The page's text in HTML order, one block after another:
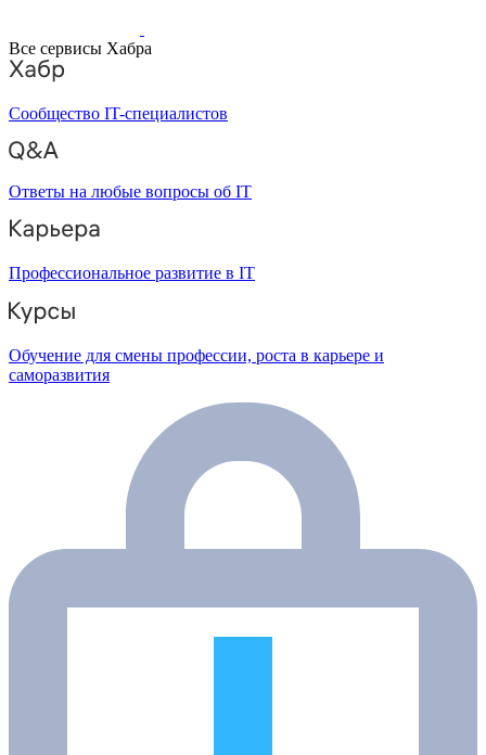
Все сервисы Хабра
Сообщество IT-специалистов
Ответы на любые вопросы об IT
Профессиональное развитие в IT
Обучение для смены профессии, роста в карьере и
саморазвития